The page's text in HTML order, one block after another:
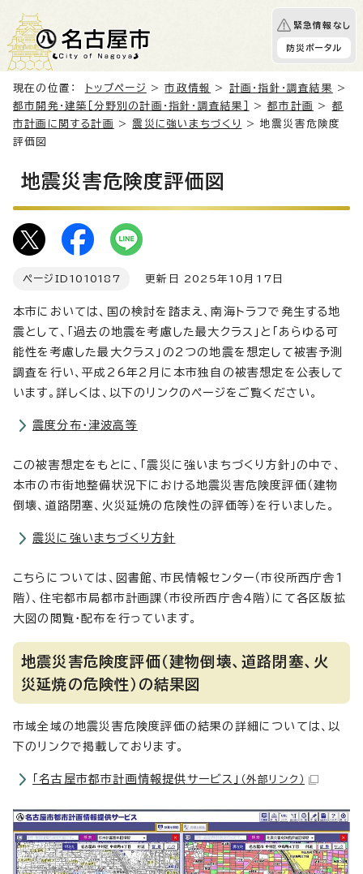
緊急情報なし
防災ポータル
現在の位置： トップページ >市政情報 > 計画・指針・調査結果
>
都市開発・建築［分野別の計画・指針・調査結果］
>都市計画 > 都
市計画に関する計画
> 震災に強いまちづくり
> 地震災害危険度
評価図
地震災害危険度評価図
ページID 1010187 更新日 2025年10月17日
本市においては、国の検討を踏まえ、南海トラフで発生する地
震として、「過去の地震を考慮した最大クラス」と「あらゆる可
能性を考慮した最大クラス」の2つの地震を想定して被害予測
調査を行い、平成26年2月に本市独自の被害想定を公表して
います。詳しくは、以下のリンクのページをご覧ください。
震度分布・津波高等
この被害想定をもとに、「震災に強いまちづくり方針」の中で、
本市の市街地整備状況下における地震災害危険度評価（建物
倒壊、道路閉塞、火災延焼の危険性の評価等）を行いました。
震災に強いまちづくり方針
こちらについては、図書館、市民情報センター（市役所西庁舎1
階）、住宅都市局都市計画課（市役所西庁舎4階）にて各区版拡
大図の閲覧・配布を行っています。
地震災害危険度評価（建物倒壊、道路閉塞、火
災延焼の危険性）の結果図
市域全域の地震災害危険度評価の結果の詳細については、以
下のリンクで掲載しております。
「名古屋市都市計画情報提供サービス」 （外部リンク）